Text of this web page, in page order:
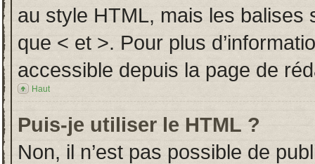
au style HTML, mais les
que < et >. Pour plus
accessible depuis la page de
Haut
Puis-je utiliser le HTML ?
Non, il n’est pas possible de